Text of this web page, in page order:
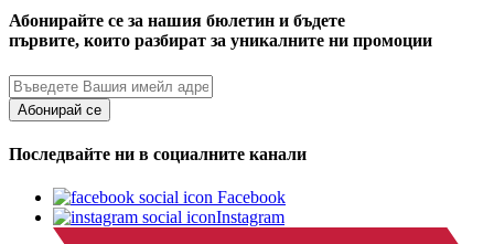
Абонирайте се за нашия бюлетин и бъдете
първите, които разбират за уникалните ни промоции
Абонирай се
Последвайте ни в социалните канали
Facebook
Instagram